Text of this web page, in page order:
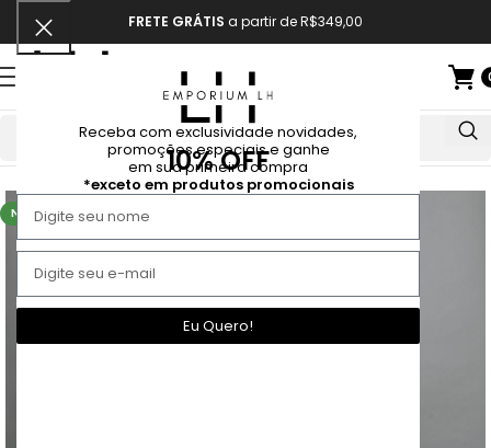
Receba com exclusividade novidades,
promoções especiais e ganhe
10% OFF
em sua primeira compra
*exceto em produtos promocionais
Eu Quero!
FRETE GRÁTIS a partir de R$349,00
Vestido
NOVO